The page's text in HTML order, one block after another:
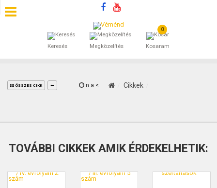
Keresés Megközelítés
0
Kosaram
SZÁLLÁSOK
ÁLTALÁNOS SZERZŐDÉSI FELTÉTELEK
ÖSSZES CIKK n.a.< Cikkek
TOVÁBBI CIKKEK AMIK ÉRDEKELHETIK: